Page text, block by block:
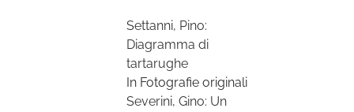
Settanni, Pino:
Diagramma di
tartarughe
In Fotografie originali
Severini, Gino: Un